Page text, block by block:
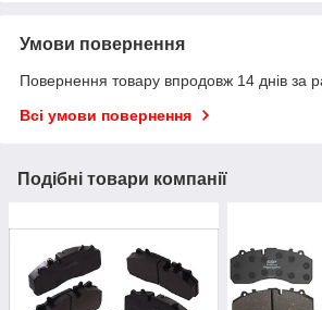
Умови повернення
Повернення товару впродовж 14 днів за
Всі умови повернення
Подібні товари компанії